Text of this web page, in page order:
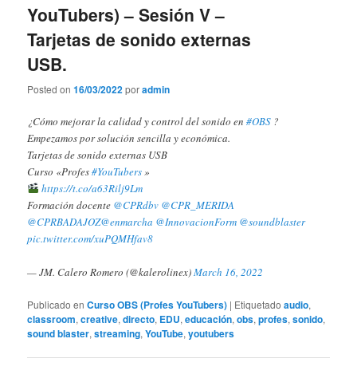
YouTubers) – Sesión V –
Tarjetas de sonido externas
USB.
Posted on16/03/2022poradmin
¿Cómo mejorar la calidad y control del sonido en#OBS ?
Empezamos por solución sencilla y económica.
Tarjetas de sonido externas USB
Curso «Profes#YouTubers»
https://t.co/a63Rilj9Lm
Formación docente @CPRdbv @CPR_MERIDA
@CPRBADAJOZ@enmarcha @InnovacionForm @soundblaster
pic.twitter.com/xuPQMHfav8
— JM. Calero Romero (@kalerolinex)March 16, 2022
Publicado en Curso OBS (Profes YouTubers) | Etiquetado audio,
classroom,creative,directo, EDU,educación,obs,profes,sonido,
sound blaster,streaming,YouTube,youtubers